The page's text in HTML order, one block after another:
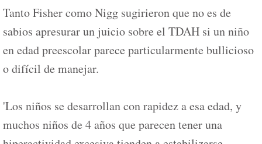
Tanto Fisher como Nigg sugirieron que no es de
sabios apresurar un juicio sobre el TDAH si un niño
en edad preescolar parece particularmente bullicioso
o difícil de manejar.
'Los niños se desarrollan con rapidez a esa edad, y
muchos niños de 4 años que parecen tener una